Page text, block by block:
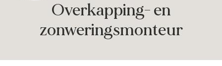
Overkapping- en
zonweringsmonteur